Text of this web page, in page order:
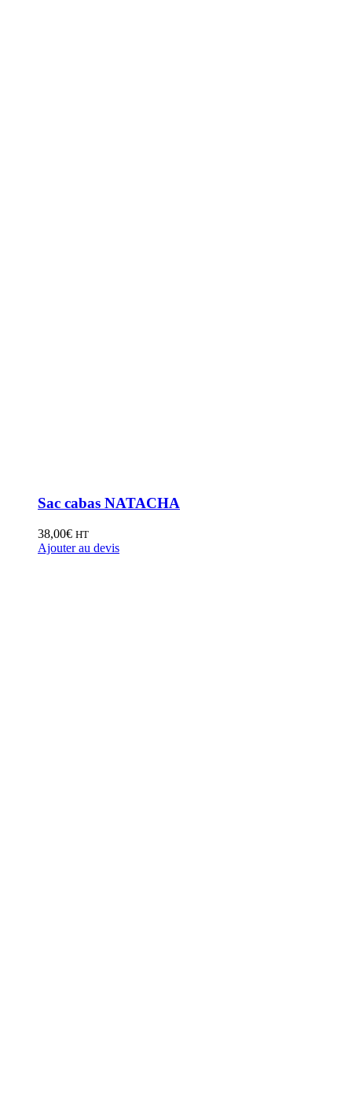
Sac cabas NATACHA
38,00€ HT
Ajouter au devis